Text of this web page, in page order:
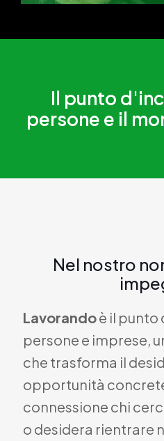
Il punto
persone e il
Nel nostro
Lavorandoè il punto
persone e imprese,
che trasforma il
opportunità
connessione chi
o desidera rientrare